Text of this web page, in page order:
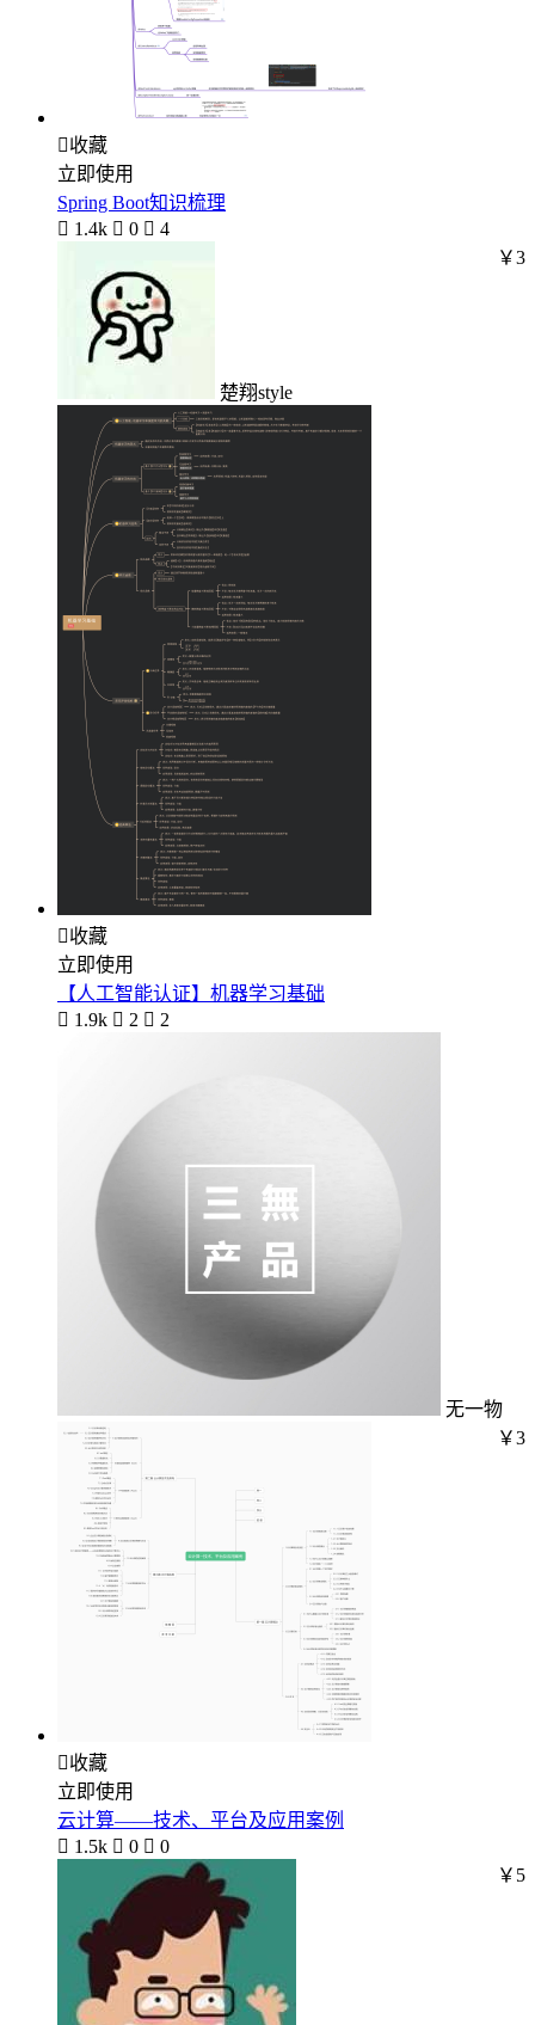
收藏
立即使用
Spring Boot知识梳理
 1.4k  0  4
楚翔style
￥3
收藏
立即使用
【人工智能认证】机器学习基础
 1.9k  2  2
无一物
￥3
收藏
立即使用
云计算――技术、平台及应用案例
 1.5k  0  0
￥5